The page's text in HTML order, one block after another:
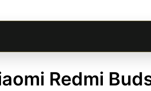
Redmi